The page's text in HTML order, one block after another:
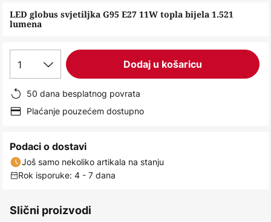
of
the
LED globus svjetiljka G95 E27 11W topla bijela 1.521
lumena
1 Dodaj u košaricu
50 dana besplatnog povrata
Plaćanje pouzećem dostupno
Podaci o dostavi
Još samo nekoliko artikala na stanju
Rok isporuke: 4 - 7 dana
Slični proizvodi